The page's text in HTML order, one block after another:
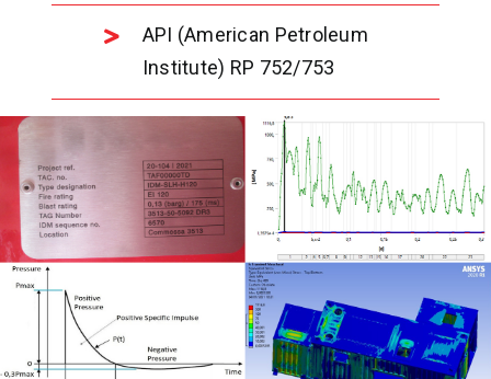
API (American Petroleum
Institute) RP 752/753